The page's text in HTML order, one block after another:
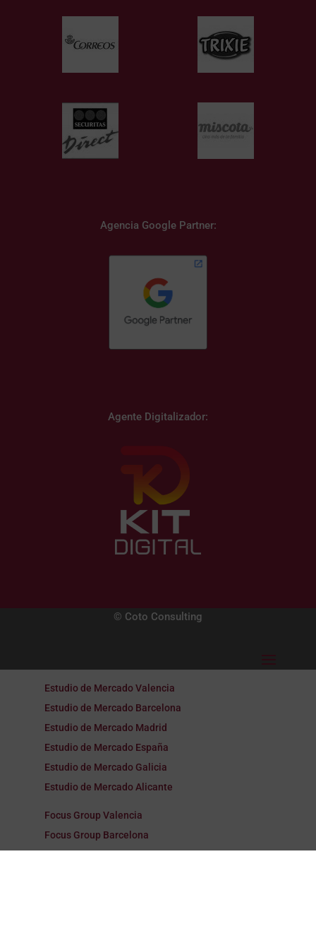
Agencia Google Partner:
Agente Digitalizador:
© Coto Consulting
Estudio de Mercado Valencia
Estudio de Mercado Barcelona
Estudio de Mercado Madrid
Estudio de Mercado España
Estudio de Mercado Galicia
Estudio de Mercado Alicante
Focus Group Valencia
Focus Group Barcelona
Focus Group Madrid